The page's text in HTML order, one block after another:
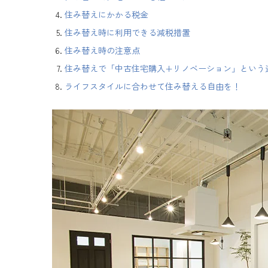
住み替えにかかる税金
住み替え時に利用できる減税措置
住み替え時の注意点
住み替えで「中古住宅購入+リノベーション」という
ライフスタイルに合わせて住み替える自由を！